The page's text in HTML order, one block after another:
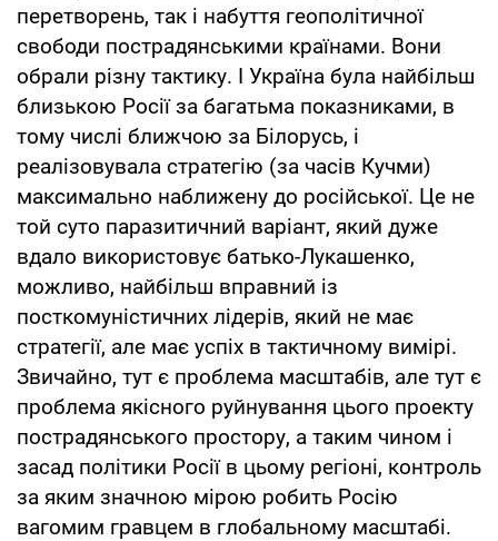
перетворень, так і набуття геополітичної
свободи пострадянськими країнами. Вони
обрали різну тактику. І Україна була найбільш
близькою Росії за багатьма показниками, в
тому числі ближчою за Білорусь, і
реалізовувала стратегію (за часів Кучми)
максимально наближену до російської. Це не
той суто паразитичний варіант, який дуже
вдало використовує батько-Лукашенко,
можливо, найбільш вправний із
посткомуністичних лідерів, який не має
стратегії, але має успіх в тактичному вимірі.
Звичайно, тут є проблема масштабів, але тут є
проблема якісного руйнування цього проекту
пострадянського простору, а таким чином і
засад політики Росії в цьому регіоні, контроль
за яким значною мірою робить Росію
вагомим гравцем в глобальному масштабі.